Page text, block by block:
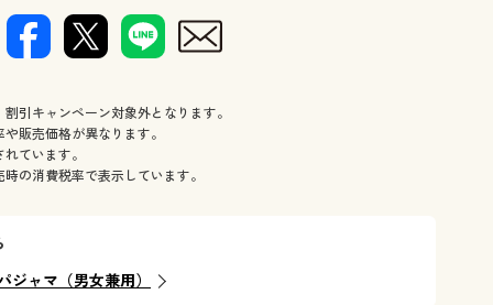
引キャンペーン対象外となります。
販売価格が異なります。
ています。
の消費税率で表示しています。
ジャマ（男女兼用）